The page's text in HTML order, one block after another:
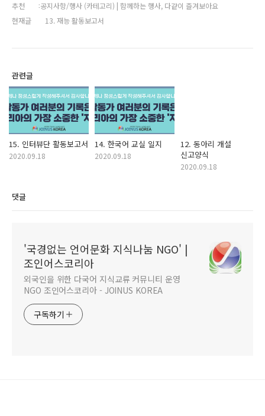
추천
공지사항/행사 (카테고리) | 함께하는 행사, 다같이 즐겨보아요
현재글
13. 재능 활동보고서
관련글
15. 인터뷰단 활동보고서
2020.09.18
14. 한국어 교실 일지
2020.09.18
12. 동아리 개설
신고양식
2020.09.18
댓글
'국경없는 언어문화 지식나눔 NGO' |
조인어스코리아
외국인을 위한 다국어 지식교류 커뮤니티 운영
NGO 조인어스코리아 - JOINUS KOREA
구독하기